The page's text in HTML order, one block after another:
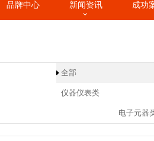
品牌中心 新闻资讯 成功
全部
仪器仪表类
电子元器